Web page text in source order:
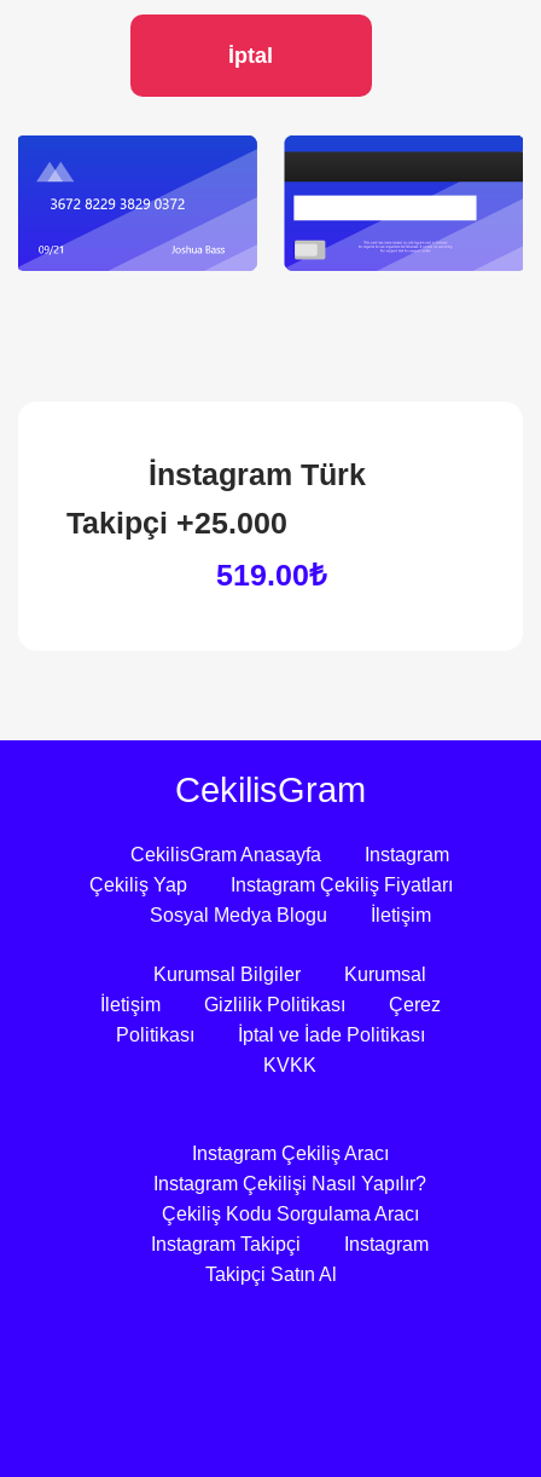
İptal
İnstagram Türk
Takipçi +25.000
519.00₺
CekilisGram
CekilisGram Anasayfa
Instagram
Çekiliş Yap
Instagram Çekiliş Fiyatları
Sosyal Medya Blogu
İletişim
Kurumsal Bilgiler
Kurumsal
İletişim
Gizlilik Politikası
Çerez
Politikası
İptal ve İade Politikası
KVKK
Instagram Çekiliş Aracı
Instagram Çekilişi Nasıl Yapılır?
Çekiliş Kodu Sorgulama Aracı
Instagram Takipçi
Instagram
Takipçi Satın Al